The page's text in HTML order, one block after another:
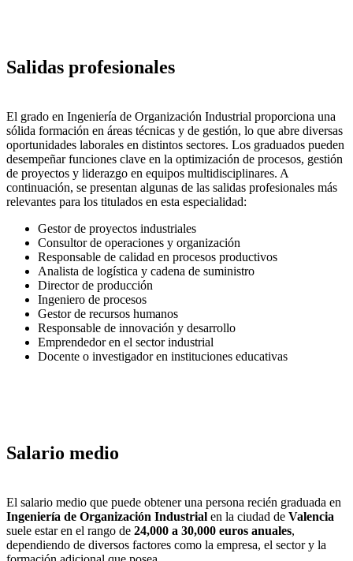
Salidas profesionales
El grado en Ingeniería de Organización Industrial proporciona una
sólida formación en áreas técnicas y de gestión, lo que abre diversas
oportunidades laborales en distintos sectores. Los graduados pueden
desempeñar funciones clave en la optimización de procesos, gestión
de proyectos y liderazgo en equipos multidisciplinares. A
continuación, se presentan algunas de las salidas profesionales más
relevantes para los titulados en esta especialidad:
Gestor de proyectos industriales
Consultor de operaciones y organización
Responsable de calidad en procesos productivos
Analista de logística y cadena de suministro
Director de producción
Ingeniero de procesos
Gestor de recursos humanos
Responsable de innovación y desarrollo
Emprendedor en el sector industrial
Docente o investigador en instituciones educativas
Salario medio
El salario medio que puede obtener una persona recién graduada en
Ingeniería de Organización Industrial en la ciudad de Valencia
suele estar en el rango de 24,000 a 30,000 euros anuales,
dependiendo de diversos factores como la empresa, el sector y la